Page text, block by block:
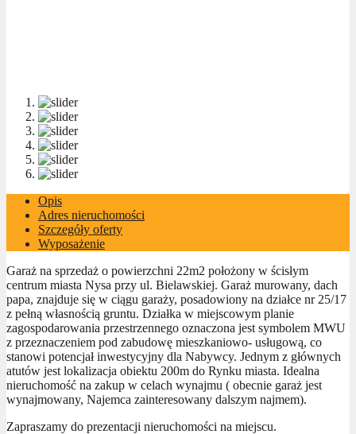
Opis
Adres nieruchomości
Szczegóły oferty
Wyposażenie
Garaż na sprzedaż o powierzchni 22m2 położony w ścisłym
centrum miasta Nysa przy ul. Bielawskiej. Garaż murowany, dach
papa, znajduje się w ciągu garaży, posadowiony na działce nr 25/17
z pełną własnością gruntu. Działka w miejscowym planie
zagospodarowania przestrzennego oznaczona jest symbolem MWU
z przeznaczeniem pod zabudowę mieszkaniowo- usługową, co
stanowi potencjał inwestycyjny dla Nabywcy. Jednym z głównych
atutów jest lokalizacja obiektu 200m do Rynku miasta. Idealna
nieruchomość na zakup w celach wynajmu ( obecnie garaż jest
wynajmowany, Najemca zainteresowany dalszym najmem).
Zapraszamy do prezentacji nieruchomości na miejscu.